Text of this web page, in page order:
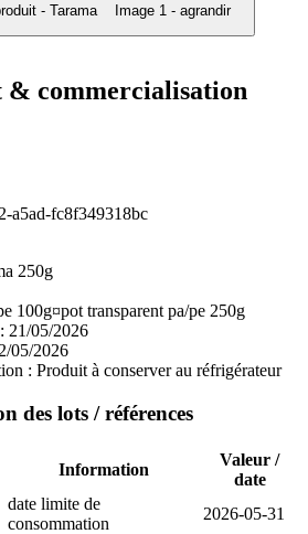
Image 1 - agrandir
commercialisation
a5ad-fc8f349318bc
250g
100g¤pot transparent pa/pe 250g
21/05/2026
05/2026
: Produit à conserver au réfrigérateur
des lots / références
Information
Valeur /
date
date limite de
consommation
2026-05-31